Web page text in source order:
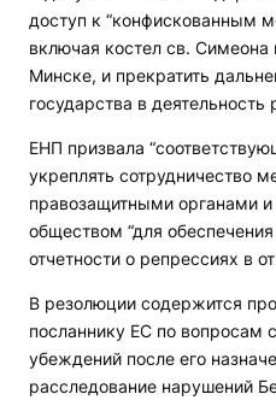
доступ к “конфискованным
включая костел св.
Минске, и прекратить
государства в
ЕНП призвала
укреплять
правозащитными органами
обществом “для
отчетности о репрессиях в
В резолюции содержится
посланнику ЕС по вопросам
убеждений после его
расследование нарушений